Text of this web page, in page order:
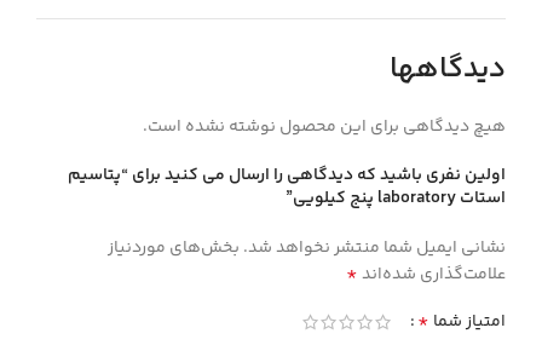
دیدگاهها
هیچ دیدگاهی برای این محصول نوشته نشده است.
اولین نفری باشید که دیدگاهی را ارسال می کنید برای “پتاسيم
استات laboratory پنج كيلويي”
نشانی ایمیل شما منتشر نخواهد شد. بخش‌های موردنیاز
علامت‌گذاری شده‌اند*
امتیاز شما *